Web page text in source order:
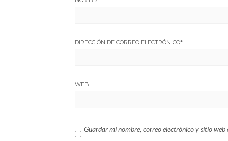
DIRECCIÓN DE CORREO ELECTRÓNICO*
WEB
Guardar mi nombre, correo electrónico y sitio web